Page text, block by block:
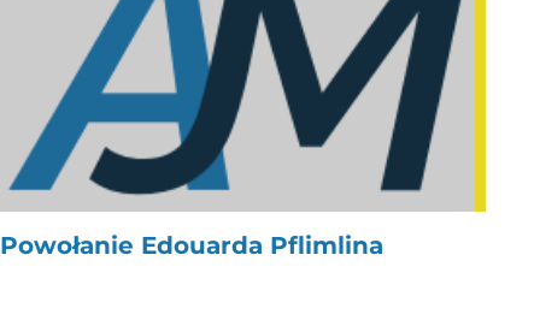
Powołanie Edouarda Pflimlina